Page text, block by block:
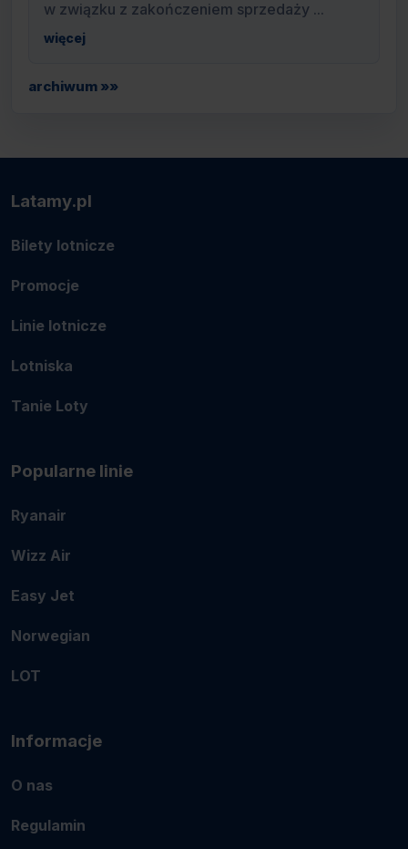
w związku z zakończeniem sprzedaży ...
więcej
archiwum »»
Latamy.pl
Bilety lotnicze
Promocje
Linie lotnicze
Lotniska
Tanie Loty
Popularne linie
Ryanair
Wizz Air
Easy Jet
Norwegian
LOT
Informacje
O nas
Regulamin